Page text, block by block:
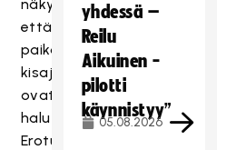
näkyi,
että
paikat
kisajoukkueessa
ovat
haluttuja.
Erotuomarina
yhdessä –
Reilu
Aikuinen -
pilotti
käynnistyy”
05.08.2026